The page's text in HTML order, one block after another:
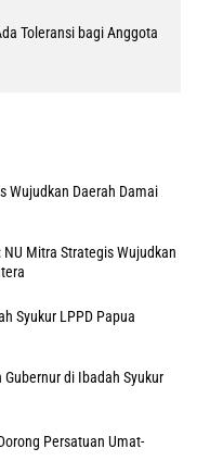
Toleransi bagi Anggota
Mitra Strategis Wujudkan
di Ibadah Syukur